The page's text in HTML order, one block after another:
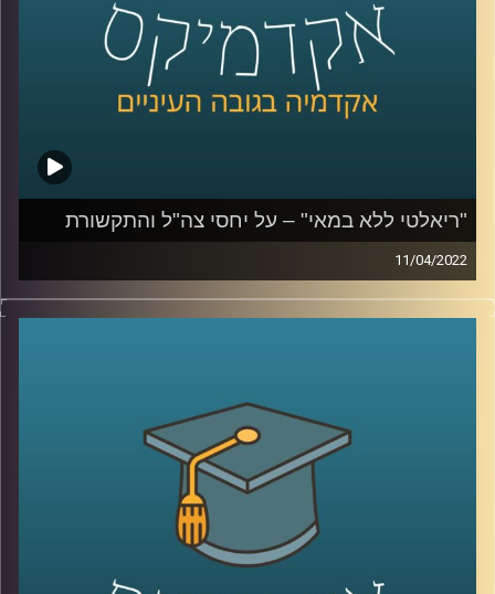
בצבא והצבאיות בישראל –
קרדיט תמונות:AudioVersity
"ריאלטי ללא במאי" – על יחסי צה"ל והתקשורת
11/04/2022
בסוף השבוע שעבר נרצחו שלושה בני אדם בפיגוע ברחוב
דיזינגוף בתל אביב. המחבל נמלט והמרדף אחריו ברחובות תל
הצבא והחברה בישראל ואת יחסי הצבא התקשורת. בפרק זה
שוחחנו על סיקור האירוע שהיה השבוע בתל אביב ועל יחסי
הצבא והתקשורת בישראל בכלל.
לשיחה על היצג צה"ל בקולנוע ובסדרות –
לשיחה על הצבא והצבאיות בישראל –לחצו כאן